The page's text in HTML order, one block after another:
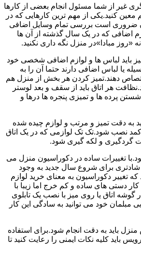
غیر از شما مسئول انجام بعضی از کارها
معین کنید.یکی از مهم ترین کارهایی که در
آن ضروری است بررسی تمام وسایل اضافی
اضافی که در یک سال گذشته از آن ها
«روز مبادا»در منزل نگه داری نکنید.
نیز باید لباس ها و لوازم اضافی شخصی خود
یا لباس اضافی دارند حتما آن را به
دهند.تمیز کردن هر بخش از منزل هم
هر اتاق باید از سقف و بعد لوستر
پرده ها و تمیزی پنجره ها درها و
به دقت تمیز و مرتب و لوازم چیده شده
کمد نصب شود.تک تک لوازمی که در یک اتاق
گردگیری و لکه گیری شود.
تغییرات ساده در دکوراسیون منزل می
شادتری برای شروع سال جدید به وجود
که تغییر دکوراسیون به معنای خرید لوازم
دستی های ساده و کم خرج اما زیبا با
اتاق یا روی میز با نصب یک تابلوی
مبلمان خود می توانید به سادگی این کار
باید به دقت انجام شود.برای استفاده
باید کلیه نکات ایمنی را رعایت کنید تا